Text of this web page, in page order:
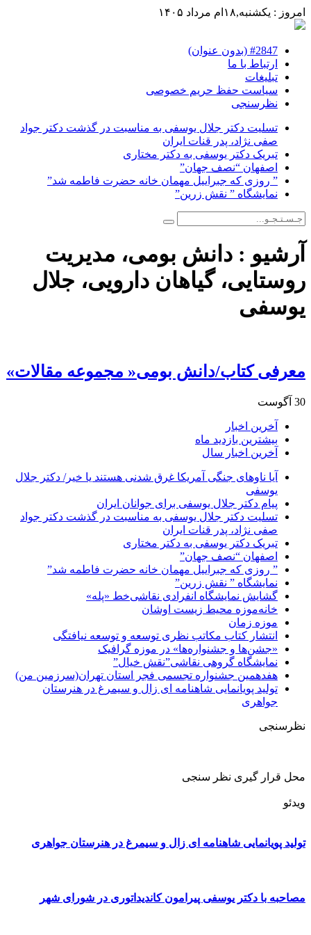
امروز : یکشنبه,۱۸ام مرداد ۱۴۰۵
#2847 (بدون عنوان)
ارتباط با ما
تبلیغات
سیاست حفظ حریم خصوصی
نظرسنجی
تسلیت دکتر جلال یوسفی به مناسبت در گذشت دکتر جواد
صفی نژاد، پدر قنات ایران
تبریک دکتر یوسفی به دکتر مختاری
اصفهان “نصف جهان”
” روزی که جبراییل مهمان خانه حضرت فاطمه شد”
نمایشگاه ” نقش زرین”
آرشیو : دانش بومی، مدیریت
روستایی، گیاهان دارویی، جلال
یوسفی
معرفی کتاب/دانش بومی« مجموعه مقالات»
30 آگوست
آخرین اخبار
بیشترین بازدید ماه
آخرین اخبار سال
آیا ناوهای جنگی آمریکا غرق شدنی هستند یا خیر/ دکتر جلال
یوسفی
پیام دکتر جلال یوسفی برای جوانان ایران
تسلیت دکتر جلال یوسفی به مناسبت در گذشت دکتر جواد
صفی نژاد، پدر قنات ایران
تبریک دکتر یوسفی به دکتر مختاری
اصفهان “نصف جهان”
” روزی که جبراییل مهمان خانه حضرت فاطمه شد”
نمایشگاه ” نقش زرین”
گشایش نمایشگاه انفرادی نقاشی‌خط «پله»
خانه‌موزه محیط‌ زیست اوشان
موزه زمان
انتشار کتاب مکاتب نظری توسعه و توسعه نیافتگی
«جشن‌ها و جشنواره‌ها» در موزه گرافیک
نمایشگاه گروهی نقاشی”نقش خیال”
هفدهمین جشنواره تجسمی فجر استان تهران(سرزمین من)
تولید پویانمایی شاهنامه ای زال و سیمرغ در هنرستان
جواهری
نظرسنجی
محل قرار گیری نظر سنجی
ویدئو
تولید پویانمایی شاهنامه ای زال و سیمرغ در هنرستان جواهری
مصاحبه با دکتر یوسفی پیرامون کاندیداتوری در شورای شهر